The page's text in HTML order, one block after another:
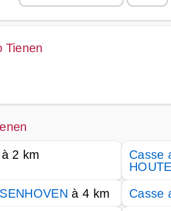
Tienen
à 2 km
Casse
à 4 km Casse